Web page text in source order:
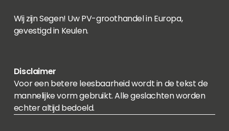
Wij zijn Segen! Uw PV-groothandel in Europa,
gevestigd in Keulen.
Disclaimer
Voor een betere leesbaarheid wordt in de tekst de
mannelijke vorm gebruikt. Alle geslachten worden
echter altijd bedoeld.